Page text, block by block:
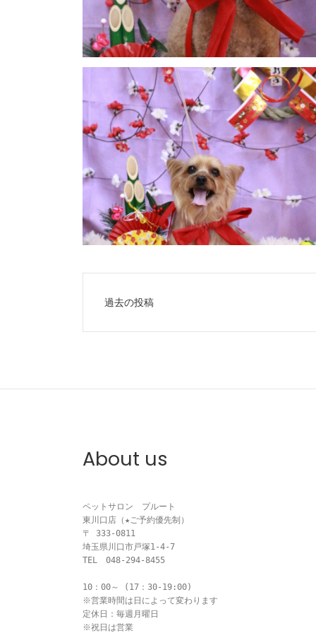
シ
ョ
ン
過去の投稿
About us
ペットサロン　プルート
東川口店（★ご予約優先制）
〒 333-0811
埼玉県川口市戸塚1-4-7
TEL　048-294-8455
10：00～ (17：30-19:00)
※営業時間は日によって変わります
定休日：毎週月曜日
※祝日は営業